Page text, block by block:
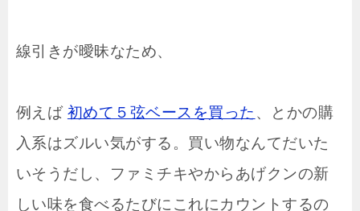
線引きが曖昧なため、
例えば 初めて５弦ベースを買った 、とかの購
入系はズルい気がする。買い物なんてだいた
いそうだし、ファミチキやからあげクンの新
しい味を食べるたびにこれにカウントするの